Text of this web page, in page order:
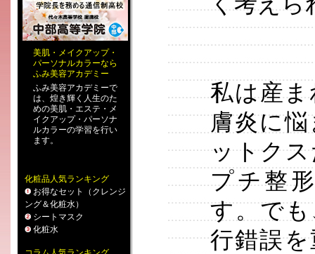
美肌 ・ メイクアップ・
パーソナルカラーなら
ふみ美容アカデミー
ふみ美容アカデミーで
は、煌き輝く人生のた
めの美肌・エステ ・ メ
イクアップ・ パーソナ
ルカラーの学習を行い
ます。
化粧品人気ランキング
お得なセット（クレンジ
ング＆化粧水）
シートマスク
化粧水
私は産
膚炎に
ットク
プチ整
す。で
行錯誤